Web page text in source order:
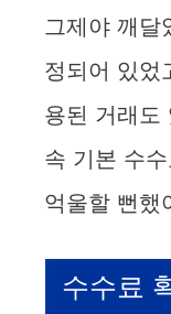
그제야 깨달
정되어 있었
용된 거래도
속 기본 수
억울할 뻔했
수수료